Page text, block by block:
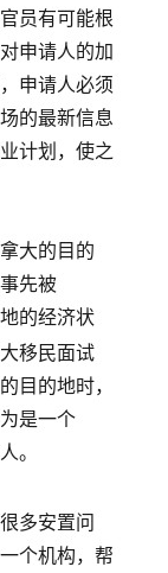
员有可能根
申请人的加
申请人必须
的最新信息
计划，使之
大的目的
先被
的经济状
移民面试
目的地时，
是一个
。
多安置问
个机构，帮